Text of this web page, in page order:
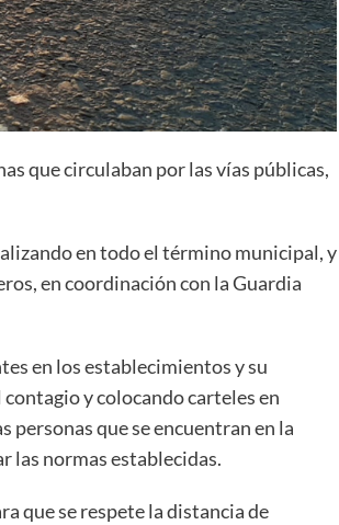
que circulaban por las vías públicas,
en todo el término municipal, y
en coordinación con la Guardia
en los establecimientos y su
y colocando carteles en
personas que se encuentran en la
las normas establecidas.
que se respete la distancia de